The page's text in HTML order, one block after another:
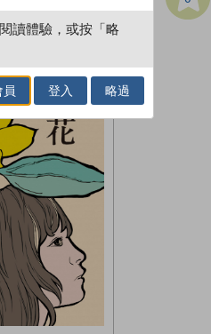
讀體驗，或按「略
員 登入 略過